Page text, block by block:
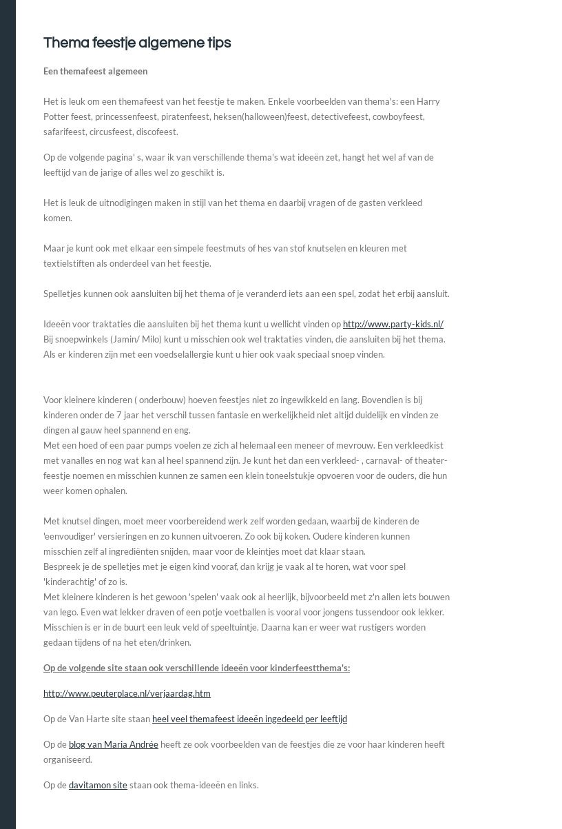
Thema feestje algemene tips
Een themafeest algemeen
Het is leuk om een themafeest van het feestje te maken. Enkele voorbeelden van thema's: een Harry
Potter feest, princessenfeest, piratenfeest, heksen(halloween)feest, detectivefeest, cowboyfeest,
safarifeest, circusfeest, discofeest.
Op de volgende pagina' s, waar ik van verschillende thema's wat ideeën zet, hangt het wel af van de
leeftijd van de jarige of alles wel zo geschikt is.
Het is leuk de uitnodigingen maken in stijl van het thema en daarbij vragen of de gasten verkleed
komen.
Maar je kunt ook met elkaar een simpele feestmuts of hes van stof knutselen en kleuren met
textielstiften als onderdeel van het feestje.
Spelletjes kunnen ook aansluiten bij het thema of je veranderd iets aan een spel, zodat het erbij aansluit.
Ideeën voor traktaties die aansluiten bij het thema kunt u wellicht vinden op http://www.party-kids.nl/
Bij snoepwinkels (Jamin/ Milo) kunt u misschien ook wel traktaties vinden, die aansluiten bij het thema.
Als er kinderen zijn met een voedselallergie kunt u hier ook vaak speciaal snoep vinden.
Voor kleinere kinderen ( onderbouw) hoeven feestjes niet zo ingewikkeld en lang. Bovendien is bij
kinderen onder de 7 jaar het verschil tussen fantasie en werkelijkheid niet altijd duidelijk en vinden ze
dingen al gauw heel spannend en eng.
Met een hoed of een paar pumps voelen ze zich al helemaal een meneer of mevrouw. Een verkleedkist
met vanalles en nog wat kan al heel spannend zijn. Je kunt het dan een verkleed- , carnaval- of theater-
feestje noemen en misschien kunnen ze samen een klein toneelstukje opvoeren voor de ouders, die hun
weer komen ophalen.
Met knutsel dingen, moet meer voorbereidend werk zelf worden gedaan, waarbij de kinderen de
'eenvoudiger' versieringen en zo kunnen uitvoeren. Zo ook bij koken. Oudere kinderen kunnen
misschien zelf al ingrediënten snijden, maar voor de kleintjes moet dat klaar staan.
Bespreek je de spelletjes met je eigen kind vooraf, dan krijg je vaak al te horen, wat voor spel
'kinderachtig' of zo is.
Met kleinere kinderen is het gewoon 'spelen' vaak ook al heerlijk, bijvoorbeeld met z'n allen iets bouwen
van lego. Even wat lekker draven of een potje voetballen is vooral voor jongens tussendoor ook lekker.
Misschien is er in de buurt een leuk veld of speeltuintje. Daarna kan er weer wat rustigers worden
gedaan tijdens of na het eten/drinken.
Op de volgende site staan ook verschillende ideeën voor kinderfeestthema's:
http://www.peuterplace.nl/verjaardag.htm
Op de Van Harte site staan heel veel themafeest ideeën ingedeeld per leeftijd
Op de blog van Maria Andrée heeft ze ook voorbeelden van de feestjes die ze voor haar kinderen heeft
organiseerd.
Op dedavitamon sitestaan ook thema-ideeën en links.